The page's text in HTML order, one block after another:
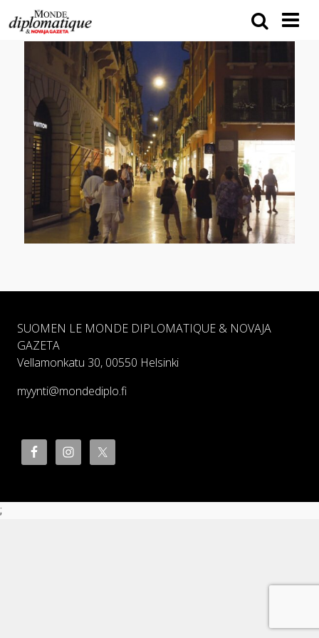
SUOMEN LE MONDE DIPLOMATIQUE & NOVAJA
GAZETA
Vellamonkatu 30, 00550 Helsinki
myynti@mondediplo.fi
;